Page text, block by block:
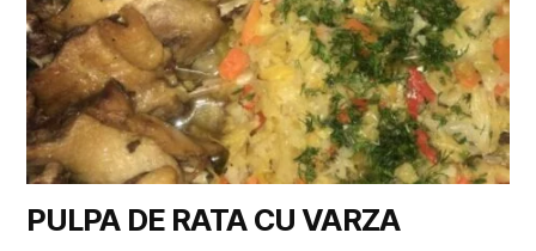
PULPA DE RATA CU VARZA